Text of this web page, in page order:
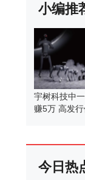
小编推
宇树科技中
赚5万 高发
今日热